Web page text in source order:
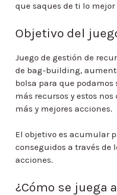
que saques de ti lo
Objetivo del
Juego de gestión de
de bag-building,
bolsa para que podamos
más recursos y estos
más y mejores acciones.
El objetivo es acumular
conseguidos a través de
acciones.
¿Cómo se juega